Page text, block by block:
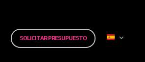
SOLICITAR PRESUPUESTO